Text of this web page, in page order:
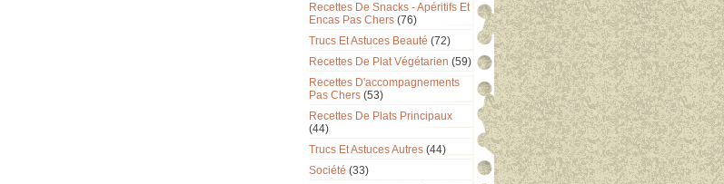
Recettes De Snacks - Apéritifs Et
Encas Pas Chers (76)
Trucs Et Astuces Beauté (72)
Recettes De Plat Végétarien (59)
Recettes D'accompagnements
Pas Chers (53)
Recettes De Plats Principaux
(44)
Trucs Et Astuces Autres (44)
Société (33)